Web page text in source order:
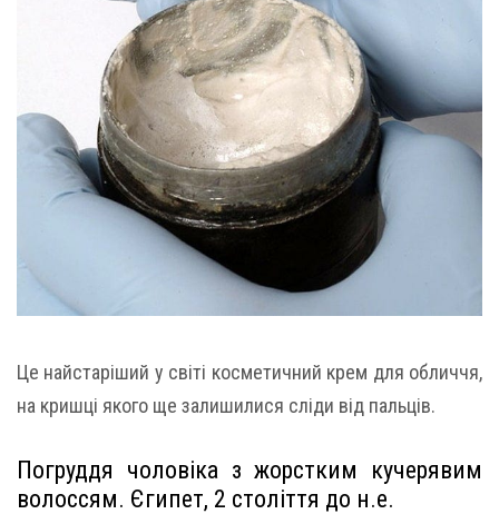
Це найстаріший у світі косметичний крем для обличчя,
на кришці якого ще залишилися сліди від пальців.
Погруддя чоловіка з жорстким кучерявим
волоссям. Єгипет, 2 століття до н.е.